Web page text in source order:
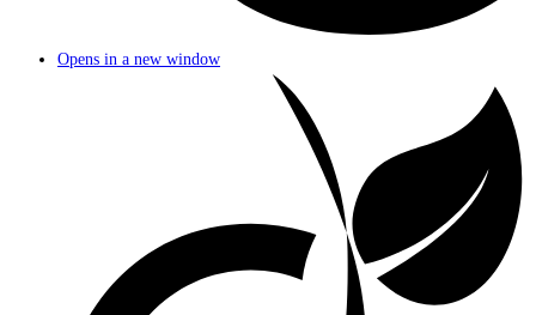
Opens in a new window